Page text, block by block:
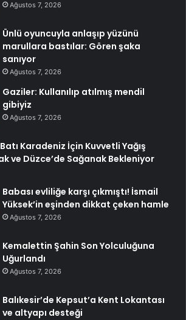
Ağustos 7, 2026
Ünlü oyuncuyla anlaşıp yüzünü
marullara bastılar: Gören şaka
sanıyor
Ağustos 7, 2026
Gaziler: Kullanılıp atılmış mendil
gibiyiz
Ağustos 7, 2026
Karadeniz İçin Kuvvetli Yağış
ve Düzce’de Sağanak Bekleniyor
Babası evliliğe karşı çıkmıştı! İsmail
Yüksek’in eşinden dikkat çeken hamle
Ağustos 7, 2026
Kemalettin Şahin Son Yolculuğuna
Uğurlandı
Ağustos 7, 2026
Balıkesir’de Kepsut’a Kent Lokantası
ve altyapı desteği